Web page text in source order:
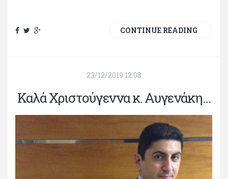
CONTINUE READING
23/12/2019 12:08
Καλά Χριστούγεννα κ. Αυγενάκη…